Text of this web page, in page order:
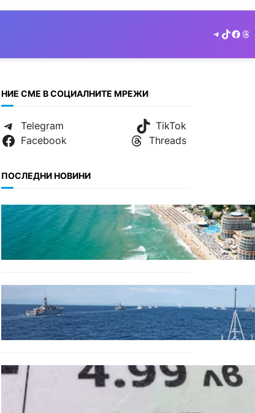
Telegram
TikTok
НИЕ СМЕ В СОЦИАЛНИТЕ МРЕЖИ
Telegram
TikTok
Facebook
Threads
ПОСЛЕДНИ НОВИНИ
ИКОНОМИКА
Интерактивна карта
показва всички водни бази
по Черноморието
Нов минен ловец за
българския флот пристига
до края на годината
БЪЛГАРИЯ
Левът изчезва от